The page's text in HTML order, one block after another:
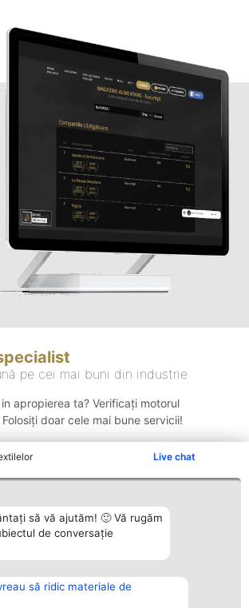
Live chat
să vă ajutăm! 🙂 Vă rugăm
de conversație
să ridic materiale de
pe cei mai buni din industrie
apropierea ta? Verificați motorul
doar cele mai bune servicii!
Plebiscyt Contact